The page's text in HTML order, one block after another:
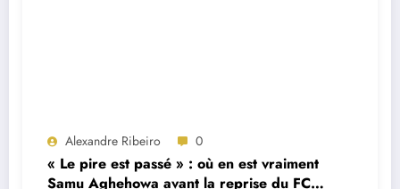
Alexandre Ribeiro 0
« Le pire est passé » : où en est vraiment
Samu Aghehowa avant la reprise du FC